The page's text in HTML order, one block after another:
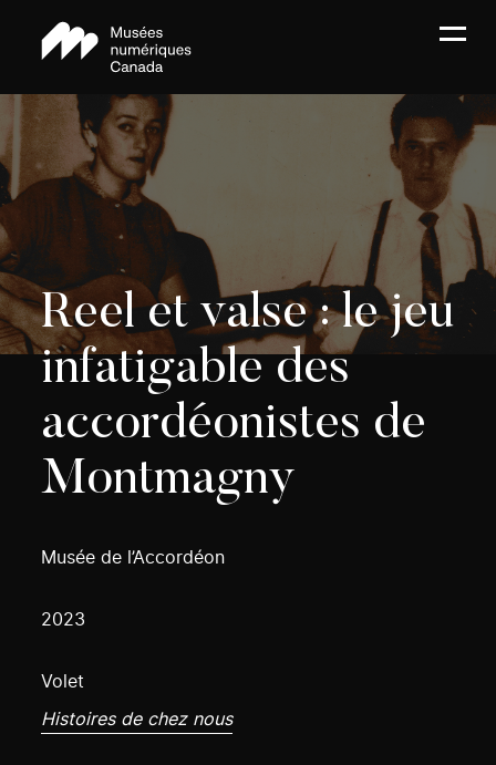
Reel et valse : le jeu
infatigable des
accordéonistes de
Montmagny
Musée de l’Accordéon
2023
Volet
Histoires de chez nous